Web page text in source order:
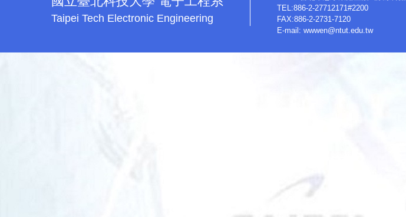
Taipei Tech Electronic Engineering
TEL:886-2-27712171#2200
FAX:886-2-2731-7120
E-mail: wwwen@ntut.edu.tw